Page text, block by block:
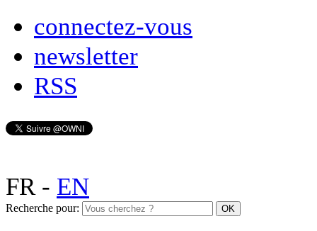
connectez-vous
newsletter
RSS
FR- EN
Recherche pour: